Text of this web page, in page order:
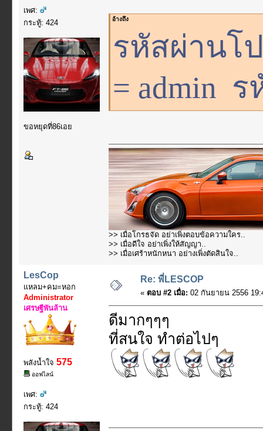
เพศ:
กระทู้: 424
ขอหยุดที่86เอย
อ้างถึง
รหัสผ่านโ
= admin ร
>> เมื่อโกรธจัด อย่าเพิ่งตอบข้อความใคร..
>> เมื่อดีใจ อย่าเพิ่งให้สัญญา..
>> เมื่อเศร้าหนักหนา อย่างเพิ่งตัดสินใจ..
LesCop
แหลม+คม=หอก
Administrator
เศรษฐีพันล้าน
พลังน้ำใจ 575
ออฟไลน์
เพศ:
กระทู้: 424
Re: พี่LESCOP
« ตอบ #2 เมื่อ: 02 กันยายน 2556
ดีมากๆๆๆ
ที่สนใจ ทำต่อไปๆ